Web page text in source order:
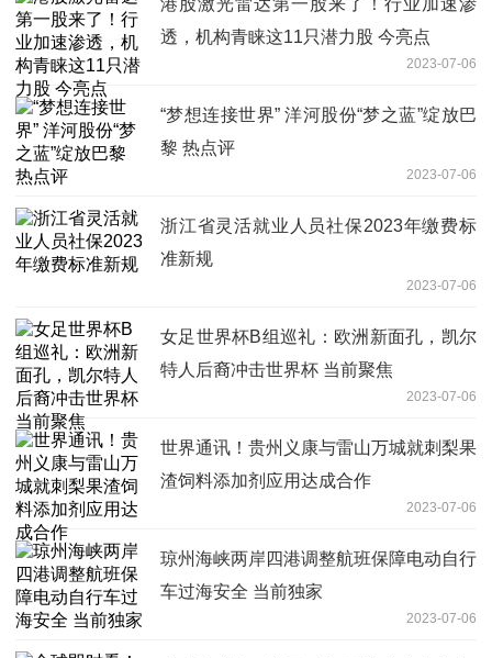
透，机构青睐这11只潜力股 今亮点
2023-07-06
“梦想连接世界” 洋河股份“梦之蓝”绽放巴
黎 热点评
2023-07-06
浙江省灵活就业人员社保2023年缴费标
准新规
2023-07-06
女足世界杯B组巡礼：欧洲新面孔，凯尔
特人后裔冲击世界杯 当前聚焦
2023-07-06
世界通讯！贵州义康与雷山万城就刺梨果
渣饲料添加剂应用达成合作
2023-07-06
琼州海峡两岸四港调整航班保障电动自行
车过海安全 当前独家
2023-07-06